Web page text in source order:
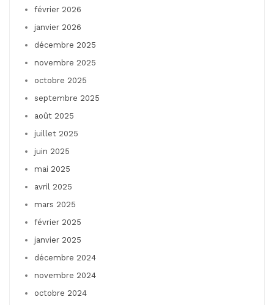
février 2026
janvier 2026
décembre 2025
novembre 2025
octobre 2025
septembre 2025
août 2025
juillet 2025
juin 2025
mai 2025
avril 2025
mars 2025
février 2025
janvier 2025
décembre 2024
novembre 2024
octobre 2024